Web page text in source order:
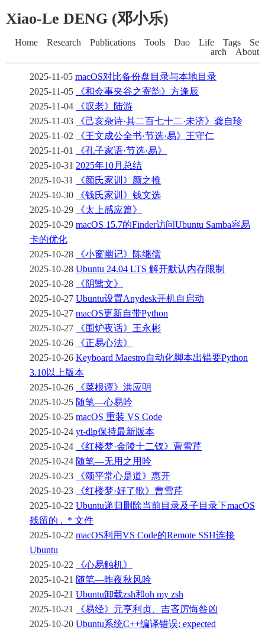
Xiao-Le DENG (邓小乐)
Home Research Publications Tools Dao Life Tags
Se
arch
About
2025-11-05 macOS对比备份盘目录与本地目录
2025-11-05
《和佥事夹谷之寄韵》方逢辰
2025-11-04
《叹老》陆游
2025-11-03
《己亥杂诗·其二百七十二·未济》龚自珍
2025-11-02
《王文成公全书·节选·易》王守仁
2025-11-01
《孔子家语·节选·易》
2025-10-31 2025年10月总结
2025-10-31
《颜氏家训》颜之推
2025-10-30
《钱氏家训》钱文选
2025-10-29
《太上感应篇》
2025-10-29 macOS 15.7的Finder访问Ubuntu Samba容易
卡的优化
2025-10-28
《小窗幽记》陈继儒
2025-10-28 Ubuntu 24.04 LTS 解开默认内存限制
2025-10-28
《阴骘文》
2025-10-27 Ubuntu设置Anydesk开机自启动
2025-10-27 macOS更新自带Python
2025-10-27
《围炉夜话》王永彬
2025-10-26
《正易心法》
2025-10-26 Keyboard Maestro自动化脚本出错要Python
3.10以上版本
2025-10-26
《菜根谭》洪应明
2025-10-25 随笔—心易吟
2025-10-25 macOS 重装 VS Code
2025-10-24 yt-dlp保持最新版本
2025-10-24
《红楼梦·金陵十二钗》曹雪芹
2025-10-24 随笔—无用之用吟
2025-10-23
《颂平常心是道》惠开
2025-10-23
《红楼梦·好了歌》曹雪芹
2025-10-22 Ubuntu递归删除当前目录及子目录下macOS
残留的 ._* 文件
2025-10-22 macOS利用VS Code的Remote SSH连接
Ubuntu
2025-10-22
《心易触机》
2025-10-21 随笔—昨夜秋风吟
2025-10-21 Ubuntu卸载zsh和oh my zsh
2025-10-21
《易经》元亨利贞、吉吝厉悔咎凶
2025-10-20 Ubuntu系统C++编译错误: expected